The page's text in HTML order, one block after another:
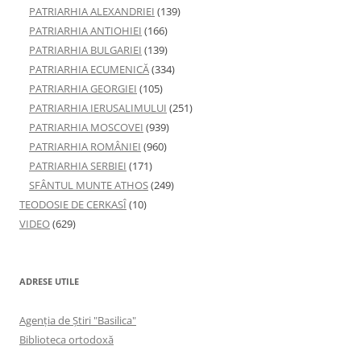
PATRIARHIA ALEXANDRIEI (139)
PATRIARHIA ANTIOHIEI (166)
PATRIARHIA BULGARIEI (139)
PATRIARHIA ECUMENICĂ(334)
PATRIARHIA GEORGIEI (105)
PATRIARHIA IERUSALIMULUI (251)
PATRIARHIA MOSCOVEI (939)
PATRIARHIA ROMÂNIEI (960)
PATRIARHIA SERBIEI (171)
SFÂNTUL MUNTE ATHOS(249)
TEODOSIE DE CERKASÎ(10)
VIDEO(629)
ADRESE UTILE
Agenţia de Ştiri "Basilica"
Biblioteca ortodoxă